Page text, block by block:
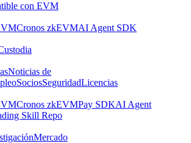
con EVM
Cronos zkEVMAI Agent SDK
Noticias de
SociosSeguridadLicencias
Cronos zkEVMPay SDKAI Agent
Skill Repo
Mercado